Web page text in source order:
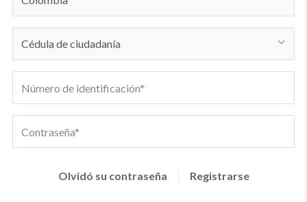
Olvidó su contraseña Registrarse